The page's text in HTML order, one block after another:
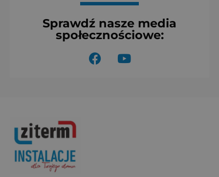
Sprawdź nasze media
społecznościowe:
F
a
Y
o